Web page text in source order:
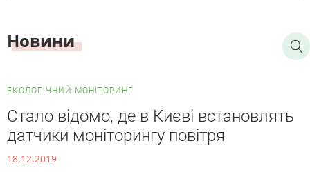
Новини
ЕКОЛОГІЧНИЙ МОНІТОРИНГ
Стало відомо, де в Києві встановлять
датчики моніторингу повітря
18.12.2019